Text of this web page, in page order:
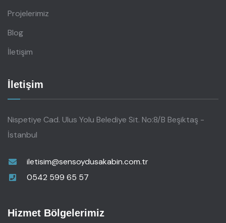
Projelerimiz
Blog
İletişim
İletişim
Nispetiye Cad. Ulus Yolu Belediye Sit. No:8/B Beşiktaş -
İstanbul
iletisim@sensoydusakabin.com.tr
0542 599 65 57
Hizmet Bölgelerimiz